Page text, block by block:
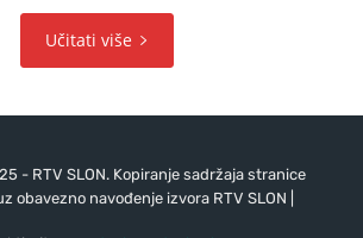
Učitati više
- RTV SLON. Kopiranje sadržaja stranice
obavezno navođenje izvora RTV SLON |